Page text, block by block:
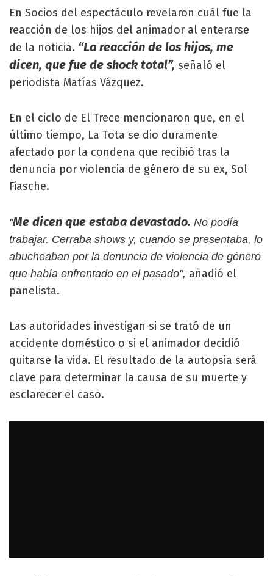
En Socios del espectáculo revelaron cuál fue la
reacción de los hijos del animador al enterarse
de la noticia. “La reacción de los hijos, me
dicen, que fue de shock total”, señaló el
periodista Matías Vázquez.
En el ciclo de El Trece mencionaron que, en el
último tiempo, La Tota se dio duramente
afectado por la condena que recibió tras la
denuncia por violencia de género de su ex, Sol
Fiasche.
"Me dicen que estaba devastado. No podía
trabajar. Cerraba shows y, cuando se presentaba, lo
abucheaban por la denuncia de violencia de género
que había enfrentado en el pasado", añadió el
panelista.
Las autoridades investigan si se trató de un
accidente doméstico o si el animador decidió
quitarse la vida. El resultado de la autopsia será
clave para determinar la causa de su muerte y
esclarecer el caso.